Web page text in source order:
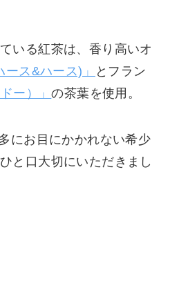
いる紅茶は、香り高いオ
ース&ハース)」
とフラン
ー）」の茶葉を使用。
にお目にかかれない希少
と口大切にいただきまし